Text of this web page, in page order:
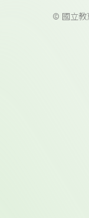
© 國立教